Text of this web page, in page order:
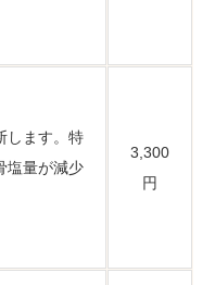
します。特
塩量が減少
3,300
円